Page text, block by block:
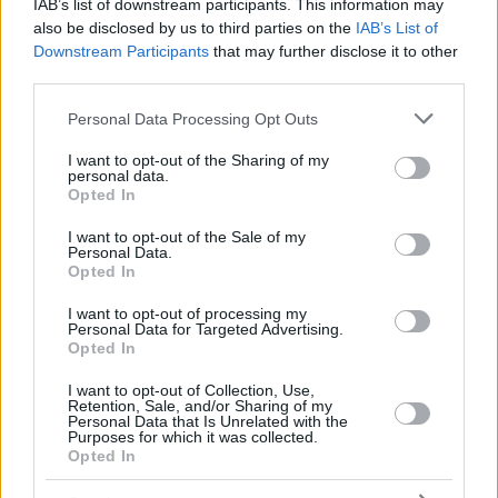
IAB’s list of downstream participants. This information may
also be disclosed by us to third parties on the IAB’s List of
Downstream Participants that may further disclose it to other
Please note that this website/app uses one or more Google
not limited to your visit or usage behaviour. You may click to
grant or deny consent to Google and its third-party tags to
use your data for below specified purposes in below Google
consent section.
Personal Data Processing Opt Outs
I want to opt-out of the Sharing of my
personal data.
Opted In
I want to opt-out of the Sale of my
Personal Data.
Opted In
I want to opt-out of processing my
Personal Data for Targeted Advertising.
Opted In
I want to opt-out of Collection, Use,
Retention, Sale, and/or Sharing of my
Personal Data that Is Unrelated with the
Purposes for which it was collected.
Opted In
Φωτιά σε χαμηλή βλάστηση στο Νέο Μοναστήρι
Φθιώτιδας, σηκώθηκαν τρία εναέρια
υπόσχεται ευεξία και ισορροπία
πριν 22 λεπτά
6 ενδιαφέρουσες, «άγνωστες» γωνιές της
Θεσσαλονίκης με τη ματιά μιας φωτογράφου
πριν 22 λεπτά
Διακοπή λειτουργίας των ντους στα beach bars ζητά η
κοινότητα Σάρτης στη Χαλκιδική, επικαλείται
περιορισμένη επάρκεια νερού
πριν 34 λεπτά
σπα στο σπίτι
πριν 40 λεπτά
Σπιτικό προζύμι: Οδηγός για αρχάριους και μη – Η
διαδικασία, η χρήση, η συντήρηση
πριν 40 λεπτά